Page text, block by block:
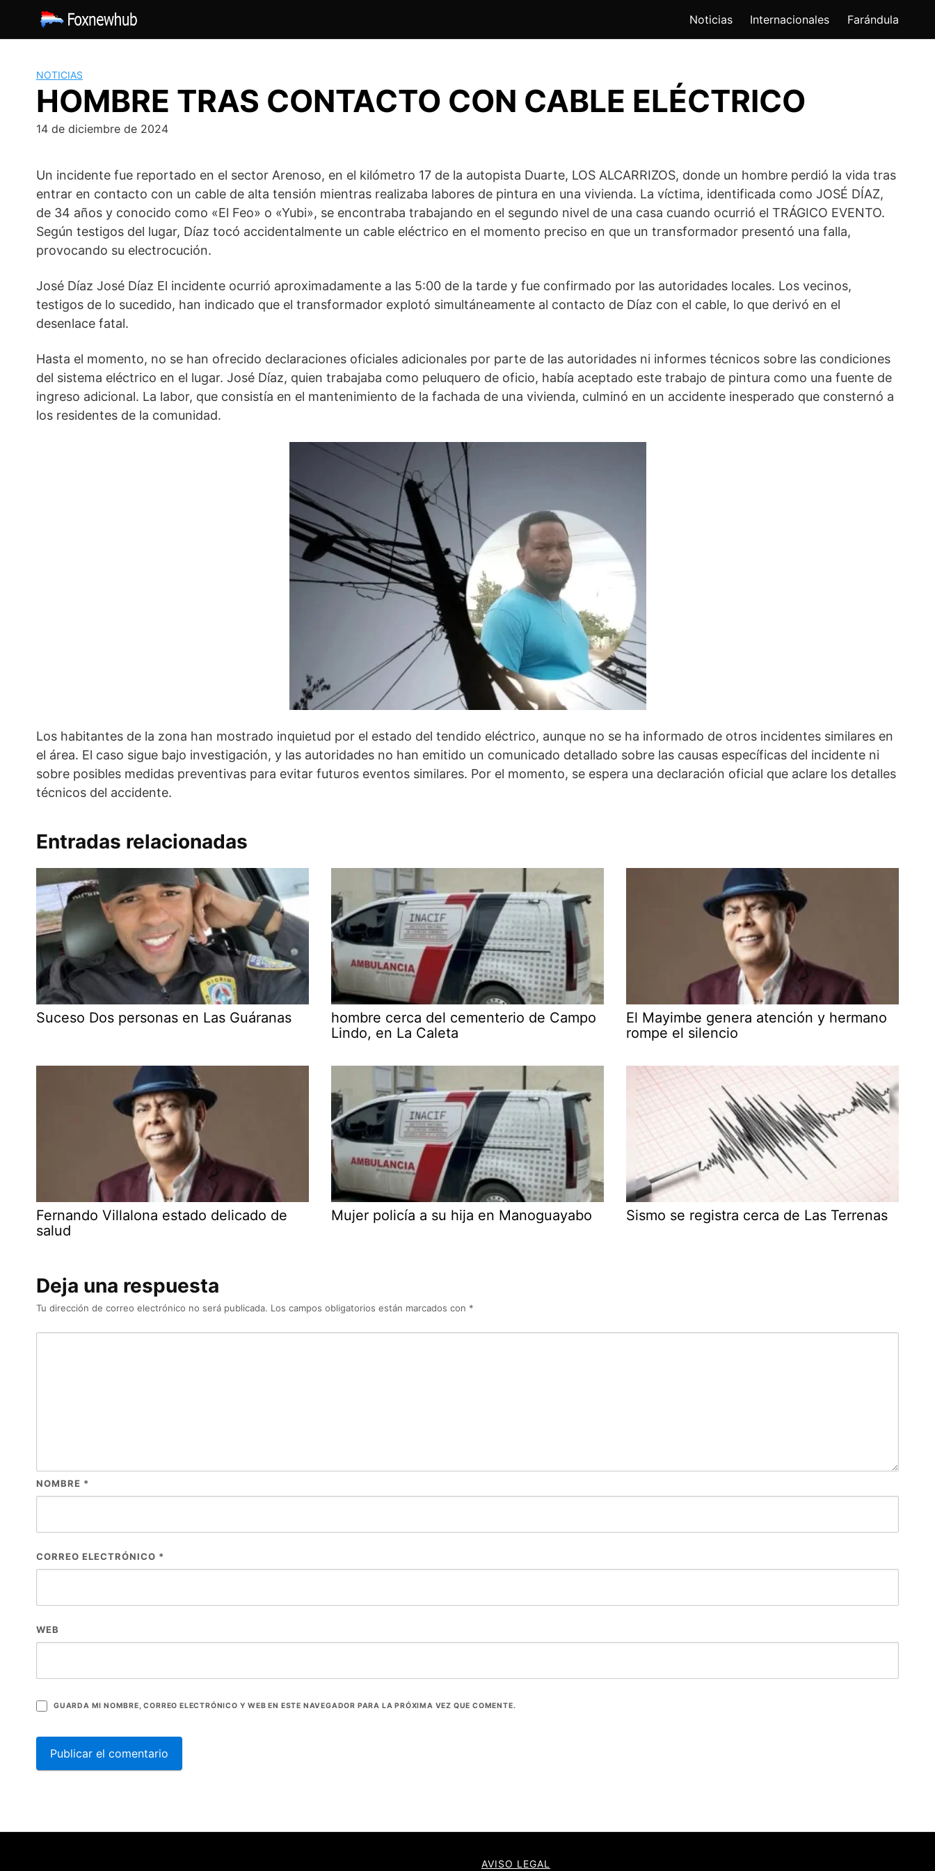
contenido
Noticias Internacionales Farándula
NOTICIAS
HOMBRE TRAS CONTACTO CON CABLE ELÉCTRICO
14 de diciembre de 2024
Un incidente fue reportado en el sector Arenoso, en el kilómetro 17 de la autopista Duarte, LOS ALCARRIZOS, donde un hombre perdió la vida tras
entrar en contacto con un cable de alta tensión mientras realizaba labores de pintura en una vivienda. La víctima, identificada como JOSÉ DÍAZ,
de 34 años y conocido como «El Feo» o «Yubi», se encontraba trabajando en el segundo nivel de una casa cuando ocurrió el TRÁGICO EVENTO.
Según testigos del lugar, Díaz tocó accidentalmente un cable eléctrico en el momento preciso en que un transformador presentó una falla,
provocando su electrocución.
José Díaz José Díaz El incidente ocurrió aproximadamente a las 5:00 de la tarde y fue confirmado por las autoridades locales. Los vecinos,
testigos de lo sucedido, han indicado que el transformador explotó simultáneamente al contacto de Díaz con el cable, lo que derivó en el
desenlace fatal.
Hasta el momento, no se han ofrecido declaraciones oficiales adicionales por parte de las autoridades ni informes técnicos sobre las condiciones
del sistema eléctrico en el lugar. José Díaz, quien trabajaba como peluquero de oficio, había aceptado este trabajo de pintura como una fuente de
ingreso adicional. La labor, que consistía en el mantenimiento de la fachada de una vivienda, culminó en un accidente inesperado que consternó a
los residentes de la comunidad.
Los habitantes de la zona han mostrado inquietud por el estado del tendido eléctrico, aunque no se ha informado de otros incidentes similares en
el área. El caso sigue bajo investigación, y las autoridades no han emitido un comunicado detallado sobre las causas específicas del incidente ni
sobre posibles medidas preventivas para evitar futuros eventos similares. Por el momento, se espera una declaración oficial que aclare los detalles
técnicos del accidente.
Entradas relacionadas
Suceso Dos personas en Las Guáranas
hombre cerca del cementerio de Campo
Lindo, en La Caleta
El Mayimbe genera atención y hermano
rompe el silencio
Fernando Villalona estado delicado de
salud
Mujer policía a su hija en Manoguayabo Sismo se registra cerca de Las Terrenas
Deja una respuesta
Tu dirección de correo electrónico no será publicada. Los campos obligatorios están marcados con *
NOMBRE *
CORREO ELECTRÓNICO *
WEB
GUARDA MI NOMBRE, CORREO ELECTRÓNICO Y WEB EN ESTE NAVEGADOR PARA LA PRÓXIMA VEZ QUE COMENTE.
AVISO LEGAL